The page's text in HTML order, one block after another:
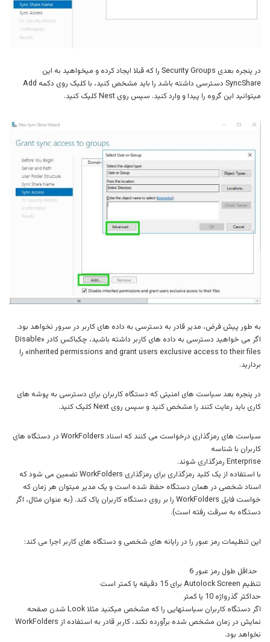
در پنجره بعدی Security Groups را که قبلا ایجاد کرده و میخواهید به این
SyncShare دسترسی داشته باشد را باید مشخص کنید، با کلیک روی دکمه Add
میتوانید این گروه را پیدا و وارد کنید. سپس روی Nest کلیک کنید.
به طور پیش فرض، مدیر قادر به دسترسی به داده های کاربر در سرور نخواهد بود.
اگر می خواهید دسترسی به داده های کاربر داشته باشید، چکباکس کادر «Disable
inherited permissions and grant users exclusive access to their files» را
بردارید.
در پنجره بعد سیاست های امنیتی که دستگاه کاربران برای دسترسی به پوشه های
کاری باید رعایت کنند را مشخص کنید و سپس روی Next کلیک کنید.
سیاست های رمزگذاری درخواست می کنند که اسناد WorkFolders در دستگاه های
کاربران با شناسه
Enterprise رمزگذاری شوند.
با استفاده از یک کلید رمزگذاری برای رمزگذاری WorkFolders تضمین می شود که
اسناد شخصی در همان دستگاه حفظ شده است و یک مدیر میتوان هر زمان که
خواست فایل WorkFolders را بر روی دستگاه کاربران پاک کند. (به عنوان مثال، اگر
دستگاه به سرقت رفته است).
این تنظیمات رمز عبور را در رایانه های شخصی و دستگاه های کاربر اجرا می کند:
حداقل طول رمز عبور 6
تنظیم Autolock Screen برای 15 دقیقه یا کمتر است
حداکثر گذرواژه 10 یا کمتر
اگر دستگاه کاربران سیاستهایی را که مشخص میکنید مثلا Look شدن صفحه
نمایش در زمان مشخص شده برآورده نکند، کاربر قادر به استفاده از WorkFolders
نخواهد بود.